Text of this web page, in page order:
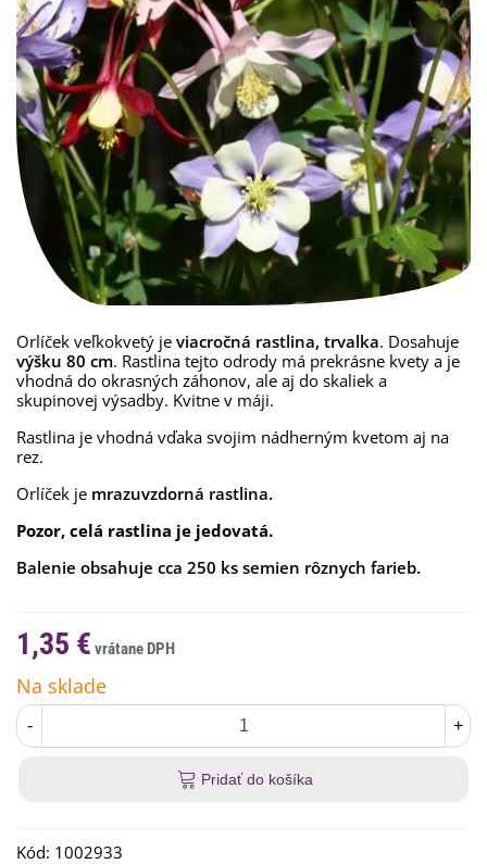
Orlíček veľkokvetý je viacročná rastlina, trvalka. Dosahuje
výšku 80 cm. Rastlina tejto odrody má prekrásne kvety a je
vhodná do okrasných záhonov, ale aj do skaliek a
skupinovej výsadby. Kvitne v máji.
Rastlina je vhodná vďaka svojim nádherným kvetom aj na
rez.
Orlíček je mrazuvzdorná rastlina.
Pozor, celá rastlina je jedovatá.
Balenie obsahuje cca 250 ks semien rôznych farieb.
1,35 €
Na sklade
- +
Pridať do košíka
Kód: 1002933